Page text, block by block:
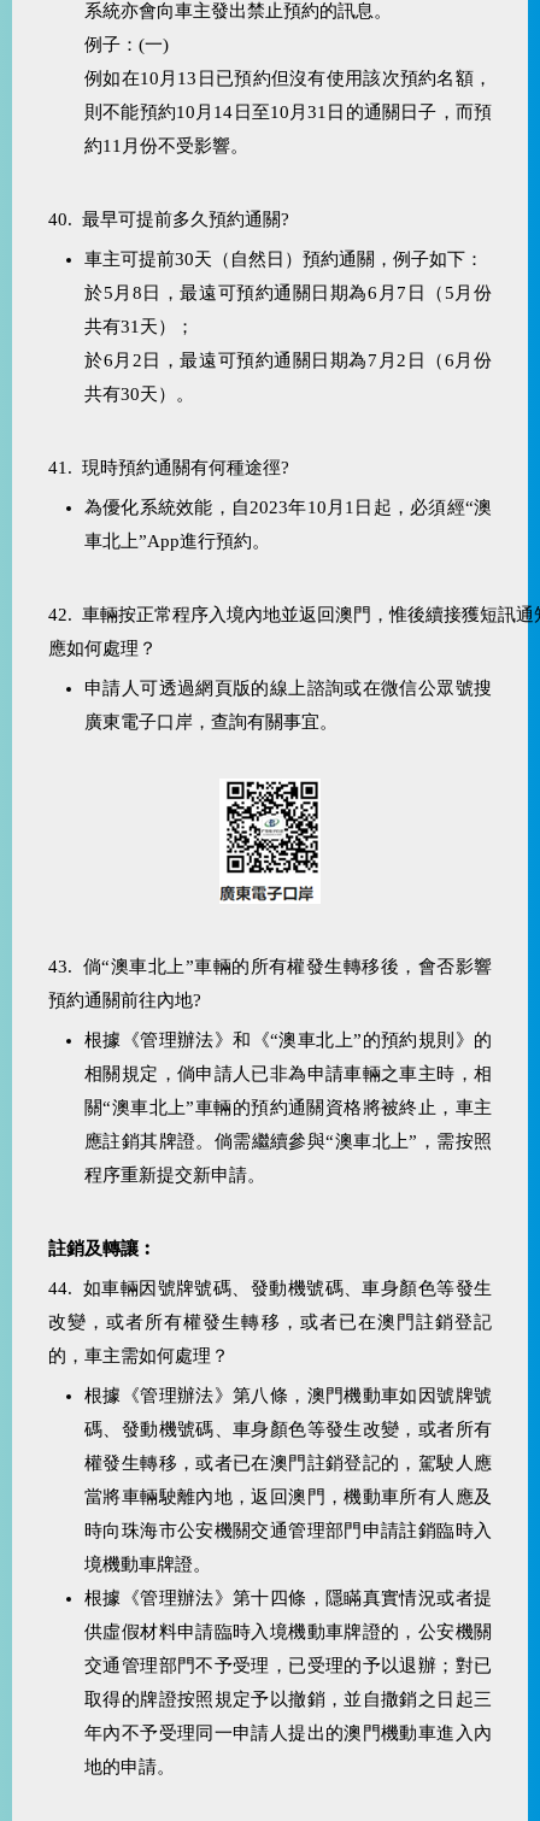
系統亦會向車主發出禁止預約的訊息。
例子：(一)
例如在10月13日已預約但沒有使用該次預約名額，
則不能預約10月14日至10月31日的通關日子，而預
約11月份不受影響。
40. 最早可提前多久預約通關?
車主可提前30天（自然日）預約通關，例子如下：
於5月8日，最遠可預約通關日期為6月7日（5月份
共有31天）；
於6月2日，最遠可預約通關日期為7月2日（6月份
共有30天）。
41. 現時預約通關有何種途徑?
為優化系統效能，自2023年10月1日起，必須經“澳
車北上”App進行預約。
42. 車輛按正常程序入境內地並返回澳門，惟後續接獲短訊
應如何處理？
申請人可透過網頁版的線上諮詢或在微信公眾號搜
廣東電子口岸，查詢有關事宜。
43. 倘“澳車北上”車輛的所有權發生轉移後，會否影響
預約通關前往內地?
根據《管理辦法》和《“澳車北上”的預約規則》的
相關規定，倘申請人已非為申請車輛之車主時，相
關“澳車北上”車輛的預約通關資格將被終止，車主
應註銷其牌證。倘需繼續參與“澳車北上”，需按照
程序重新提交新申請。
註銷及轉讓︰
44. 如車輛因號牌號碼、發動機號碼、車身顏色等發生
改變，或者所有權發生轉移，或者已在澳門註銷登記
的，車主需如何處理？
根據《管理辦法》第八條，澳門機動車如因號牌號
碼、發動機號碼、車身顏色等發生改變，或者所有
權發生轉移，或者已在澳門註銷登記的，駕駛人應
當將車輛駛離內地，返回澳門，機動車所有人應及
時向珠海市公安機關交通管理部門申請註銷臨時入
境機動車牌證。
根據《管理辦法》第十四條，隱瞞真實情況或者提
供虛假材料申請臨時入境機動車牌證的，公安機關
交通管理部門不予受理，已受理的予以退辦；對已
取得的牌證按照規定予以撤銷，並自撒銷之日起三
年內不予受理同一申請人提出的澳門機動車進入內
地的申請。